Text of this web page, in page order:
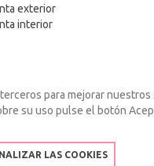
exterior
interior
para mejorar
su uso pulse el botón
LAS COOKIES